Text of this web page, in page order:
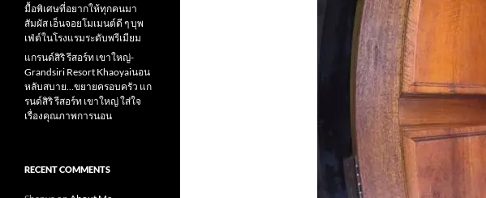
มื้อพิเศษที่อยากให้ทุกคนมา
สัมผัส เอ็นจอยโมเมนต์ดี ๆ บุพ
เฟ่ต์ในโรงแรมระดับพรีเมียม
แกรนด์สิริ​ รีสอร์ท​ เขาใหญ่​-
Grandsiri​ Resort​ Khaoyaiนอน
หลับสบาย…ขยายครอบครัว แก
รนด์สิริ รีสอร์ท เขาใหญ่ ใส่ใจ
เรื่องคุณภาพการนอน
RECENT COMMENTS